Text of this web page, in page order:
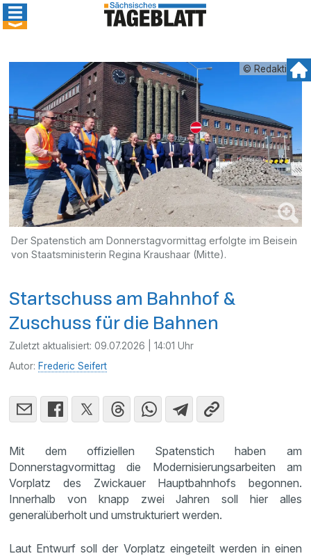
© Redaktion
Der Spatenstich am Donnerstagvormittag erfolgte im Beisein
von Staatsministerin Regina Kraushaar (Mitte).
Startschuss am Bahnhof &
Zuschuss für die Bahnen
Zuletzt aktualisiert:09.07.2026 | 14:01 Uhr
Autor: Frederic Seifert
Mit dem offiziellen Spatenstich haben am
Donnerstagvormittag die Modernisierungsarbeiten am
Vorplatz des Zwickauer Hauptbahnhofs begonnen.
Innerhalb von knapp zwei Jahren soll hier alles
generalüberholt und umstrukturiert werden.
Laut Entwurf soll der Vorplatz eingeteilt werden in einen